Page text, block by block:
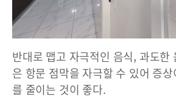
반대로 맵고 자극적인 음식, 과도한
은 항문 점막을 자극할 수 있어 증
를 줄이는 것이 좋다.